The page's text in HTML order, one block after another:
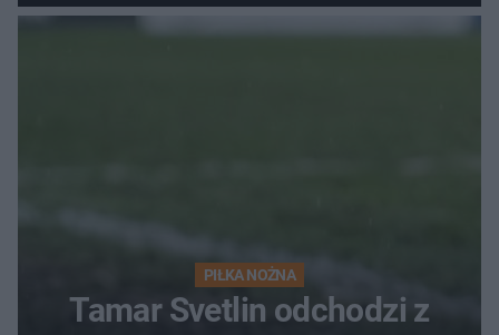
finałów
PIŁKA NOŻNA
Tamar Svetlin odchodzi z